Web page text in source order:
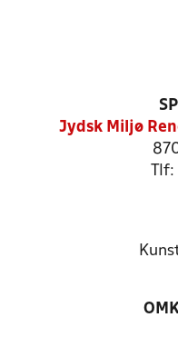
Jydsk Miljø